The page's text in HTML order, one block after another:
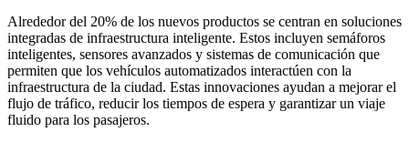
Alrededor del 20% de los nuevos productos se centran en soluciones
integradas de infraestructura inteligente. Estos incluyen semáforos
inteligentes, sensores avanzados y sistemas de comunicación que
permiten que los vehículos automatizados interactúen con la
infraestructura de la ciudad. Estas innovaciones ayudan a mejorar el
flujo de tráfico, reducir los tiempos de espera y garantizar un viaje
fluido para los pasajeros.